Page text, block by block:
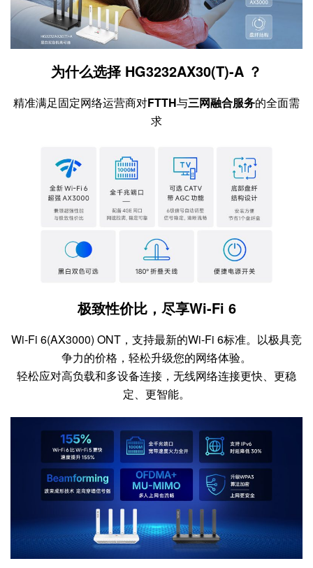
为什么选择 HG3232AX30(T)-A ？
精准满足固定网络运营商对FTTH与三网融合服务的全面需
求
极致性价比，尽享Wi-Fi 6
Wi-Fi 6(AX3000) ONT，支持最新的Wi-Fi 6标准。以极具竞
争力的价格，轻松升级您的网络体验。
轻松应对高负载和多设备连接，无线网络连接更快、更稳
定、更智能。